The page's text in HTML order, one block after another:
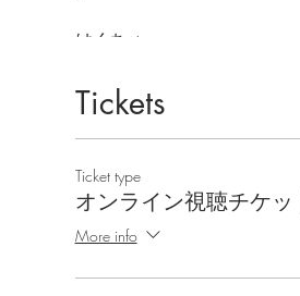
はくちゅー
【参加の仕方】 参加方法
下の「リンクのクリック」
したら参加URLよりご参加
あります。 ・参加時に、ウ
い。 登録内容は、今回の
Tickets
Ticket type
オンライン視聴チケッ
More info